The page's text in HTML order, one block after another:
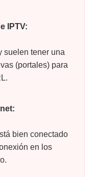
IPTV:
suelen tener una
(portales) para
bien conectado
en los